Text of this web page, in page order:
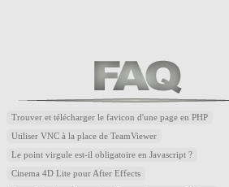
Trouver et télécharger le favicon d'une page en PHP
Utiliser VNC à la place de TeamViewer
Le point virgule est-il obligatoire en Javascript ?
Cinema 4D Lite pour After Effects